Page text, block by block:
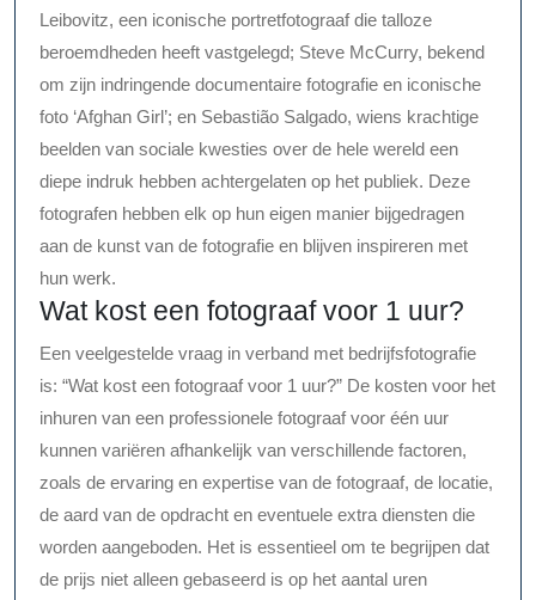
Leibovitz, een iconische portretfotograaf die talloze
beroemdheden heeft vastgelegd; Steve McCurry, bekend
om zijn indringende documentaire fotografie en iconische
foto ‘Afghan Girl’; en Sebastião Salgado, wiens krachtige
beelden van sociale kwesties over de hele wereld een
diepe indruk hebben achtergelaten op het publiek. Deze
fotografen hebben elk op hun eigen manier bijgedragen
aan de kunst van de fotografie en blijven inspireren met
hun werk.
Wat kost een fotograaf voor 1 uur?
Een veelgestelde vraag in verband met bedrijfsfotografie
is: “Wat kost een fotograaf voor 1 uur?” De kosten voor het
inhuren van een professionele fotograaf voor één uur
kunnen variëren afhankelijk van verschillende factoren,
zoals de ervaring en expertise van de fotograaf, de locatie,
de aard van de opdracht en eventuele extra diensten die
worden aangeboden. Het is essentieel om te begrijpen dat
de prijs niet alleen gebaseerd is op het aantal uren